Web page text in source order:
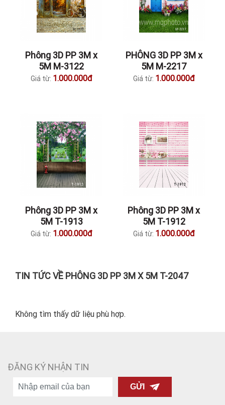
Phông 3D PP 3M x
5M M-3122
Giá từ: 1.000.000đ
PHÔNG 3D PP 3M x
5M M-2217
Giá từ: 1.000.000đ
Phông 3D PP 3M x
5M T-1913
Giá từ: 1.000.000đ
Phông 3D PP 3M x
5M T-1912
Giá từ: 1.000.000đ
TIN TỨC VỀ PHÔNG 3D PP 3M X 5M T-2047
Không tìm thấy dữ liệu phù hợp.
ĐĂNG KÝ NHẬN TIN
GỬI